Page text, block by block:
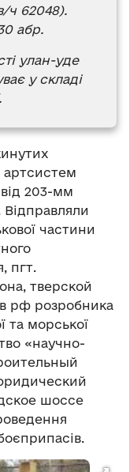
ч 62048).
абр.
улан-уде
у складі
артсистем
203-мм
Відправляли
частини
пгт.
тверской
рф розробника
та морської
«научно-
шоссе